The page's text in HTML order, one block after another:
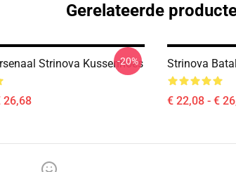
Gerelateerde
Strinova Kussenhoes
26,68
-20% Strinova
€ 22,08 - €